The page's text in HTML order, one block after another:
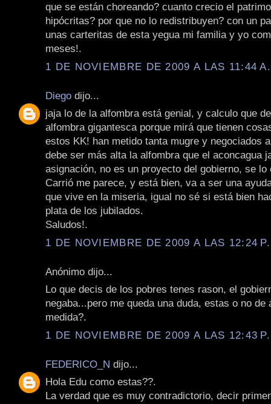
que se están choreando? cuanto crecio el
hipócritas? por que no lo redistribuyen? con un
unas carteritas de esta yegua mi familia y yo
meses!.
1 DE NOVIEMBRE DE 2009 A LAS 11:44
Diego dijo...
jaja lo de la alfombra está genial, y calculo que
alfombra gigantesca porque mirá que tienen
estos KK! han metido tanta mugre y negociados
debe ser más alta la alfombra que el aconcagua
asignación, no es un proyecto del gobierno, se lo
Carrió me parece, y está bien, va a ser una
que vive en la miseria, igual no sé si está bien
plata de los jubilados.
Saludos!.
1 DE NOVIEMBRE DE 2009 A LAS 12:24
Anónimo dijo...
Lo que decis de los pobres tenes rason, el
negaba...pero me queda una duda, estas o no de
medida?.
1 DE NOVIEMBRE DE 2009 A LAS 12:43
FEDERICO_N dijo...
Hola Edu como estas??.
La verdad que es muy contradictorio, decir